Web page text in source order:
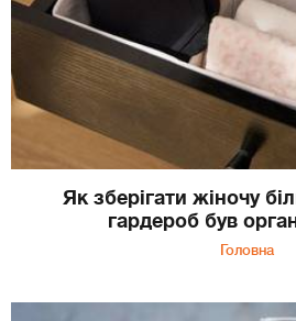
Як зберігати жіночу
гардероб був
Головна